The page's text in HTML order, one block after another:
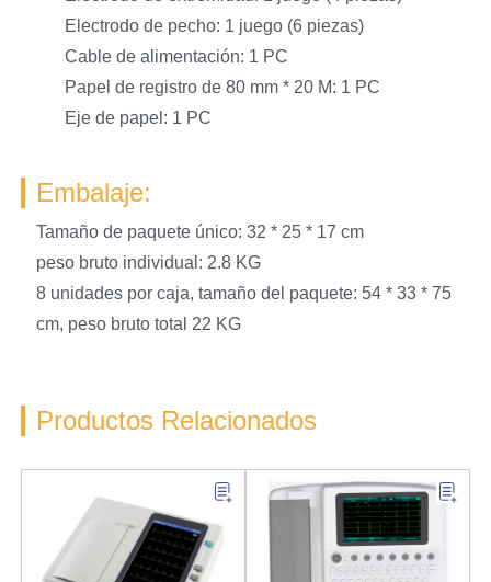
Electrodo de pecho: 1 juego (6 piezas)
Cable de alimentación: 1 PC
Papel de registro de 80 mm * 20 M: 1 PC
Eje de papel: 1 PC
Embalaje:
Tamaño de paquete único: 32 * 25 * 17 cm
peso bruto individual: 2.8 KG
8 unidades por caja, tamaño del paquete: 54 * 33 * 75
cm, peso bruto total 22 KG
Productos Relacionados